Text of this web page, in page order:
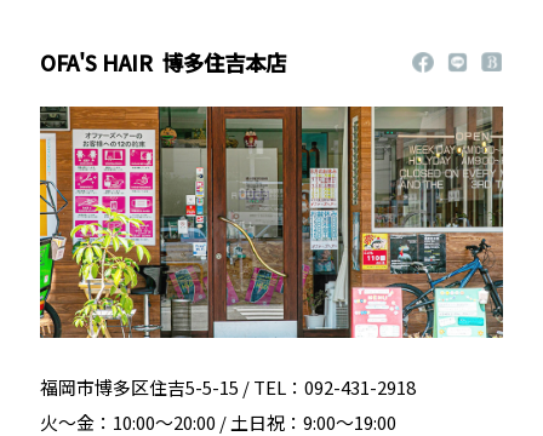
OFA'S HAIR 博多住吉本店
福岡市博多区住吉5-5-15 / TEL：092-431-2918
火～金：10:00～20:00 / 土日祝：9:00～19:00